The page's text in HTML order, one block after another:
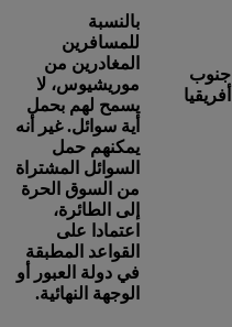
جنوب
أفريقيا
بالنسبة
للمسافرين
المغادرين من
موريشيوس، لا
يسمح لهم بحمل
أية سوائل. غير أنه
يمكنهم حمل
السوائل المشتراة
من السوق الحرة
إلى الطائرة،
اعتمادا على
القواعد المطبقة
في دولة العبور أو
الوجهة النهائية.